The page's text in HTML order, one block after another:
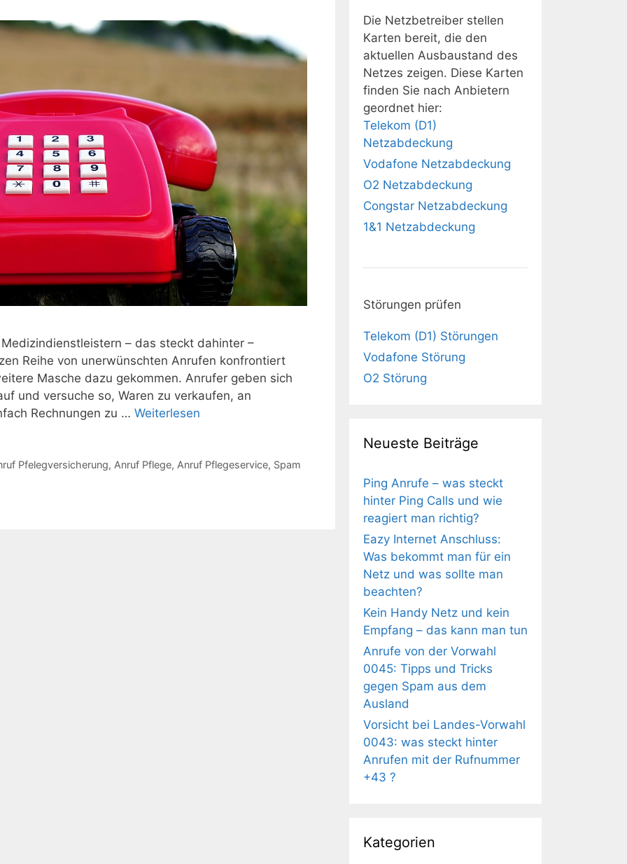
– das steckt dahinter –
Reihe von unerwünschten Anrufen konfrontiert
Masche dazu gekommen. Anrufer geben sich
und versuche so, Waren zu verkaufen, an
Rechnungen zu … Weiterlesen
Pfelegversicherung, Anruf Pflege, Anruf Pflegeservice, Spam
Die Netzbetreiber stellen
Karten bereit, die den
aktuellen Ausbaustand des
Netzes zeigen. Diese Karten
finden Sie nach Anbietern
geordnet hier:
Telekom (D1)
Netzabdeckung
Vodafone Netzabdeckung
O2 Netzabdeckung
Congstar Netzabdeckung
1&1 Netzabdeckung
Störungen prüfen
Telekom (D1) Störungen
Vodafone Störung
O2 Störung
Neueste Beiträge
Ping Anrufe – was steckt
hinter Ping Calls und wie
reagiert man richtig?
Eazy Internet Anschluss:
Was bekommt man für ein
Netz und was sollte man
beachten?
Kein Handy Netz und kein
Empfang – das kann man tun
Anrufe von der Vorwahl
0045: Tipps und Tricks
gegen Spam aus dem
Ausland
Vorsicht bei Landes-Vorwahl
0043: was steckt hinter
Anrufen mit der Rufnummer
+43 ?
Kategorien